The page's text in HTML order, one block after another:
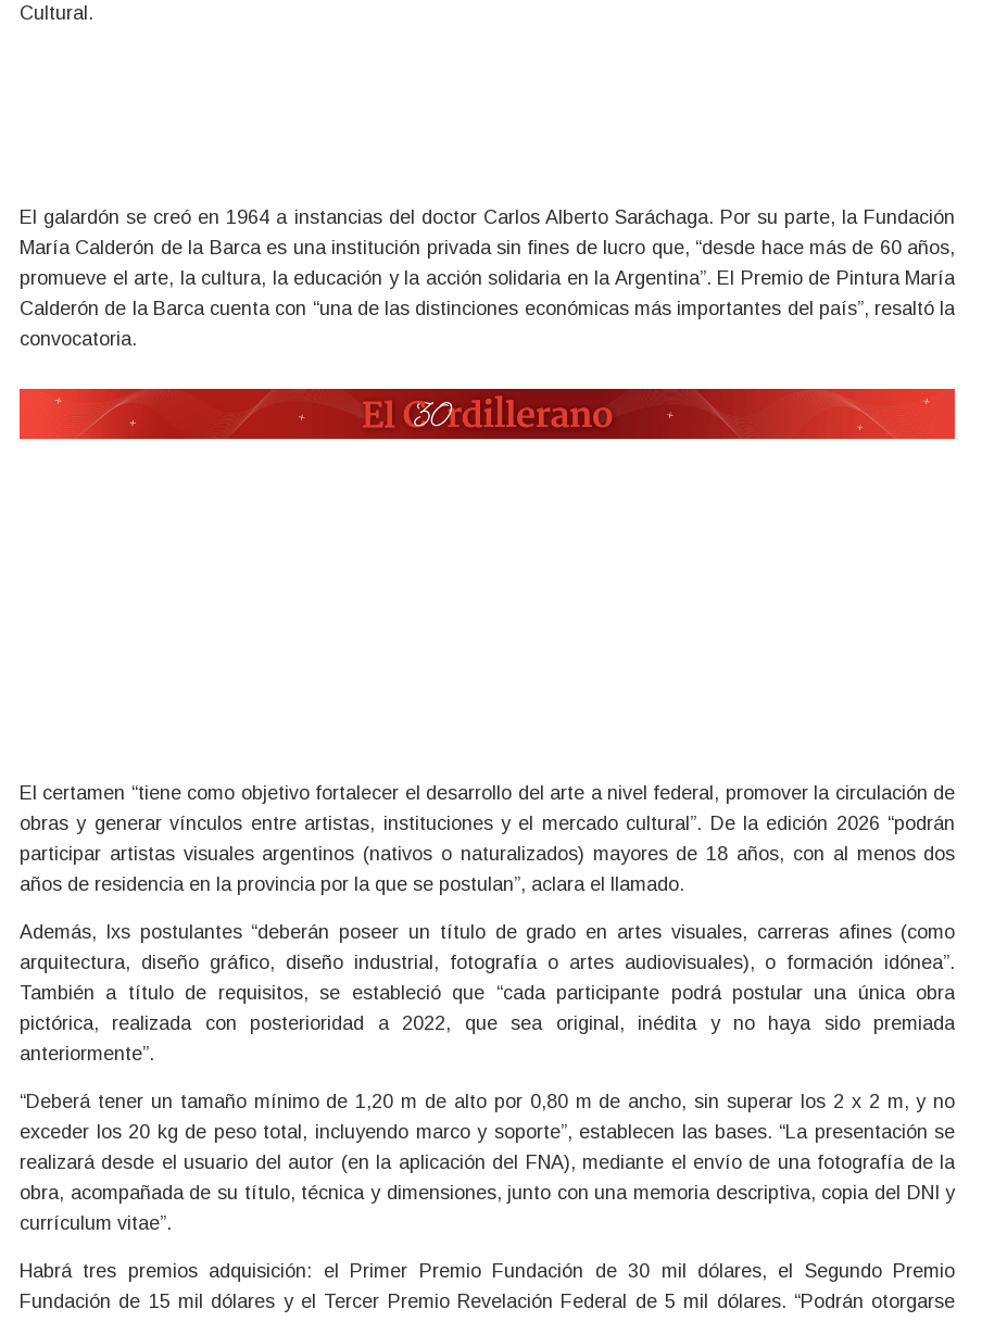
Cultural.
El galardón se creó en 1964 a instancias del doctor Carlos Alberto Saráchaga. Por su parte, la Fundación
María Calderón de la Barca es una institución privada sin fines de lucro que, “desde hace más de 60 años,
promueve el arte, la cultura, la educación y la acción solidaria en la Argentina”. El Premio de Pintura María
Calderón de la Barca cuenta con “una de las distinciones económicas más importantes del país”, resaltó la
convocatoria.
El certamen “tiene como objetivo fortalecer el desarrollo del arte a nivel federal, promover la circulación de
obras y generar vínculos entre artistas, instituciones y el mercado cultural”. De la edición 2026 “podrán
participar artistas visuales argentinos (nativos o naturalizados) mayores de 18 años, con al menos dos
años de residencia en la provincia por la que se postulan”, aclara el llamado.
Además, lxs postulantes “deberán poseer un título de grado en artes visuales, carreras afines (como
arquitectura, diseño gráfico, diseño industrial, fotografía o artes audiovisuales), o formación idónea”.
También a título de requisitos, se estableció que “cada participante podrá postular una única obra
pictórica, realizada con posterioridad a 2022, que sea original, inédita y no haya sido premiada
anteriormente”.
“Deberá tener un tamaño mínimo de 1,20 m de alto por 0,80 m de ancho, sin superar los 2 x 2 m, y no
exceder los 20 kg de peso total, incluyendo marco y soporte”, establecen las bases. “La presentación se
realizará desde el usuario del autor (en la aplicación del FNA), mediante el envío de una fotografía de la
obra, acompañada de su título, técnica y dimensiones, junto con una memoria descriptiva, copia del DNI y
currículum vitae”.
Habrá tres premios adquisición: el Primer Premio Fundación de 30 mil dólares, el Segundo Premio
Fundación de 15 mil dólares y el Tercer Premio Revelación Federal de 5 mil dólares. “Podrán otorgarse